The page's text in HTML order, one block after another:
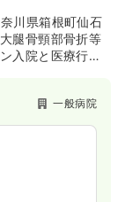
川県箱根町仙石
腿骨頸部骨折等
入院と医療行為
一般病院